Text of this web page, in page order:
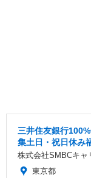
三井住友銀行
集土日・祝日休み
株式会社SMBCキャ
東京都